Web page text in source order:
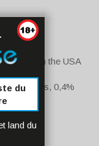
- Milled in the USA
siliciums, 0,4%
du
land du